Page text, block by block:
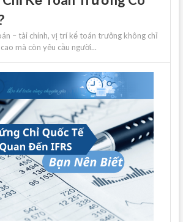
– tài chính, vị trí kế toán trưởng không chỉ
mà còn yêu cầu người...